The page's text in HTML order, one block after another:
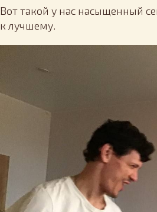
Вот такой у нас насыщенный
к лучшему.